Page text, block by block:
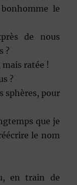
le
de nous
?
mais ratée !
?
sphères, pour
que je
le nom
en train de